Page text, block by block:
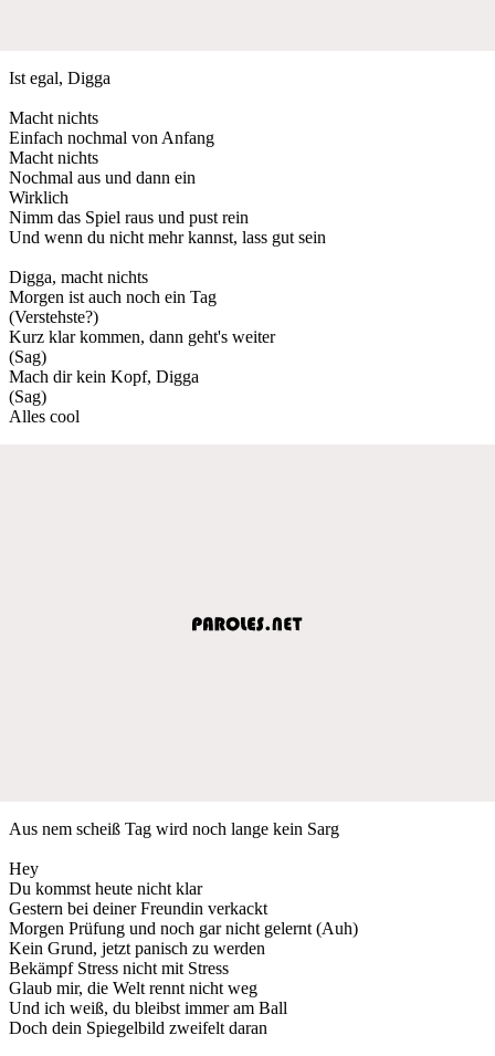
Ist egal, Digga
Macht nichts
Einfach nochmal von Anfang
Macht nichts
Nochmal aus und dann ein
Wirklich
Nimm das Spiel raus und pust rein
Und wenn du nicht mehr kannst, lass gut sein
Digga, macht nichts
Morgen ist auch noch ein Tag
(Verstehste?)
Kurz klar kommen, dann geht's weiter
(Sag)
Mach dir kein Kopf, Digga
(Sag)
Alles cool
Aus nem scheiß Tag wird noch lange kein Sarg
Hey
Du kommst heute nicht klar
Gestern bei deiner Freundin verkackt
Morgen Prüfung und noch gar nicht gelernt (Auh)
Kein Grund, jetzt panisch zu werden
Bekämpf Stress nicht mit Stress
Glaub mir, die Welt rennt nicht weg
Und ich weiß, du bleibst immer am Ball
Doch dein Spiegelbild zweifelt daran